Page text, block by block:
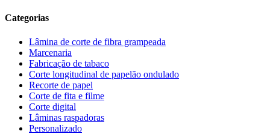
Categorias
Lâmina de corte de fibra grampeada
Marcenaria
Fabricação de tabaco
Corte longitudinal de papelão ondulado
Recorte de papel
Corte de fita e filme
Corte digital
Lâminas raspadoras
Personalizado